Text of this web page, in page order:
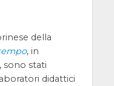
della
, in
sono stati
didattici